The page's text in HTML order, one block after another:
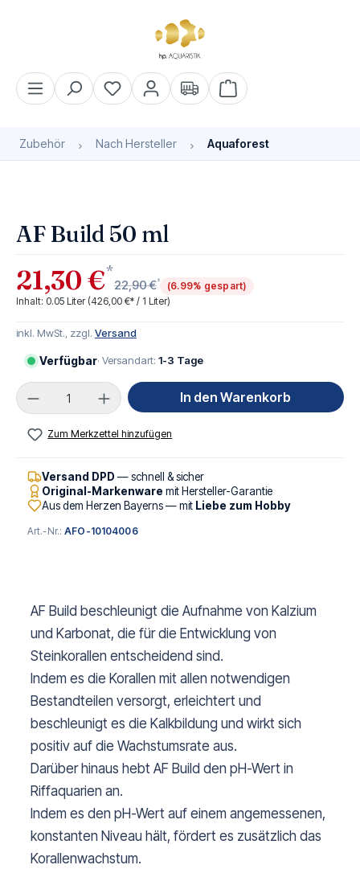
Warenkorb enthält 0
Zubehör Nach Hersteller Aquaforest
AF Build 50 ml
21,30 €*
22,90 €*
(6.99% gespart)
Inhalt: 0.05 Liter (426,00 €* / 1 Liter)
inkl. MwSt., zzgl. Versand
Verfügbar· Versandart: 1-3 Tage
Produkt Anzahl: Gib den gewünschten Wert
In den Warenkorb
Zum Merkzettel hinzufügen
Versand DPD — schnell & sicher
Original-Markenware mit Hersteller-Garantie
Aus dem Herzen Bayerns — mit Liebe zum Hobby
Art.-Nr.:AFO-10104006
AF Build beschleunigt die Aufnahme von Kalzium
und Karbonat, die für die Entwicklung von
Steinkorallen entscheidend sind.
Indem es die Korallen mit allen notwendigen
Bestandteilen versorgt, erleichtert und
beschleunigt es die Kalkbildung und wirkt sich
positiv auf die Wachstumsrate aus.
Darüber hinaus hebt AF Build den pH-Wert in
Riffaquarien an.
Indem es den pH-Wert auf einem angemessenen,
konstanten Niveau hält, fördert es zusätzlich das
Korallenwachstum.